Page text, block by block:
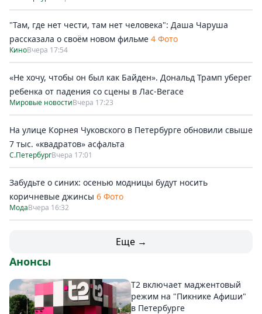
"Там, где нет чести, там нет человека": Даша Чаруша
рассказала о своём новом фильме 4 Фото
КиноВчера 17:54
«Не хочу, чтобы он был как Байден». Дональд Трамп уберег
ребенка от падения со сцены в Лас-Вегасе
Мировые новостиВчера 17:23
На улице Корнея Чуковского в Петербурге обновили свыше
7 тыс. «квадратов» асфальта
С.ПетербургВчера 17:01
Забудьте о синих: осенью модницы будут носить
коричневые джинсы 6 Фото
МодаВчера 16:32
Еще →
Анонсы
Т2 включает маджентовый
режим на "Пикнике Афиши"
в Петербурге